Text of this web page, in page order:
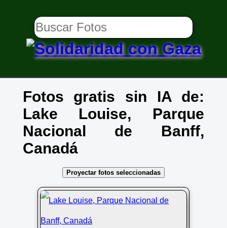
Fotos gratis sin IA de:
Lake Louise, Parque
Nacional de Banff,
Canadá
Proyectar fotos seleccionadas